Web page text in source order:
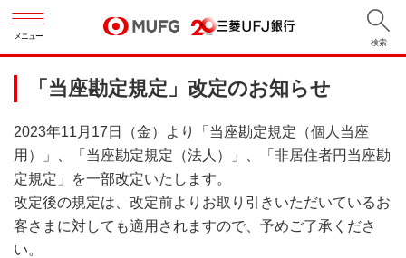
メニュー
検索
「当座勘定規定」改定のお知らせ
2023年11月17日（金）より「当座勘定規定（個人当座
用）」、「当座勘定規定（法人）」、「非居住者円当座勘
定規定」を一部改定いたします。
改定後の規定は、改定前よりお取り引きいただいているお
客さまに対しても適用されますので、予めご了承くださ
い。